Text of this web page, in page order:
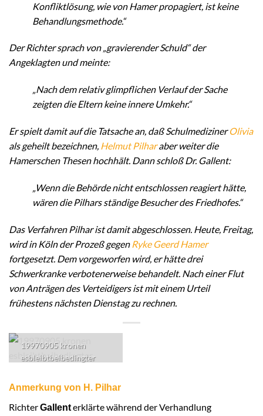
Konfliktlösung, wie von Hamer propagiert, ist keine
Behandlungsmethode.“
Der Richter sprach von „gravierender Schuld“ der
Angeklagten und meinte:
„Nach dem relativ glimpflichen Verlauf der Sache
zeigten die Eltern keine innere Umkehr.“
Er spielt damit auf die Tatsache an, daß SchulmedizinerOlivia
als geheilt bezeichnen, Helmut Pilharaber weiter die
Hamerschen Thesen hochhält. Dann schloß Dr. Gallent:
„Wenn die Behörde nicht entschlossen reagiert hätte,
wären die Pilhars ständige Besucher des Friedhofes.“
Das Verfahren Pilhar ist damit abgeschlossen. Heute, Freitag,
wird in Köln der Prozeß gegen Ryke Geerd Hamer
fortgesetzt. Dem vorgeworfen wird, er hätte drei
Schwerkranke verbotenerweise behandelt. Nach einer Flut
von Anträgen des Verteidigers ist mit einem Urteil
frühestens nächsten Dienstag zu rechnen.
19970905 kronen
esbleibtbeibedingter
Anmerkung von H. Pilhar
RichterGallenterklärte während der Verhandlung